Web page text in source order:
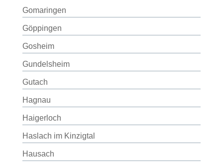
Gomaringen
Göppingen
Gosheim
Gundelsheim
Gutach
Hagnau
Haigerloch
Haslach im Kinzigtal
Hausach